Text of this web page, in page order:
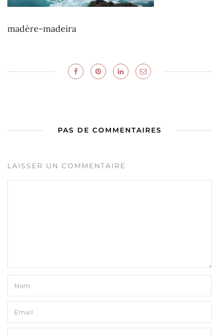
madère-madeira
PAS DE COMMENTAIRES
LAISSER UN COMMENTAIRE